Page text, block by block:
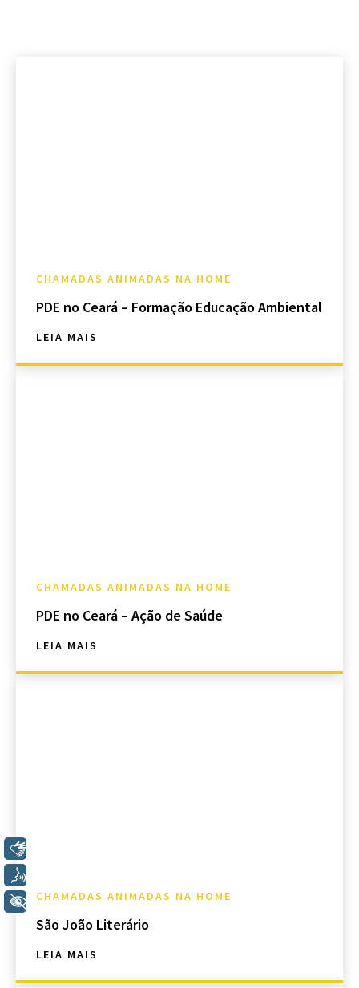
CHAMADAS ANIMADAS NA HOME
PDE no Ceará – Formação Educação Ambiental
LEIA MAIS
CHAMADAS ANIMADAS NA HOME
PDE no Ceará – Ação de Saúde
LEIA MAIS
CHAMADAS ANIMADAS NA HOME
São João Literário
LEIA MAIS
+ Acessibilidade